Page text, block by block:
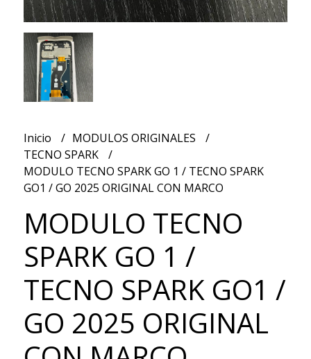
Inicio
MODULOS ORIGINALES
TECNO SPARK
MODULO TECNO SPARK GO 1 / TECNO SPARK
GO1 / GO 2025 ORIGINAL CON MARCO
MODULO TECNO
SPARK GO 1 /
TECNO SPARK GO1 /
GO 2025 ORIGINAL